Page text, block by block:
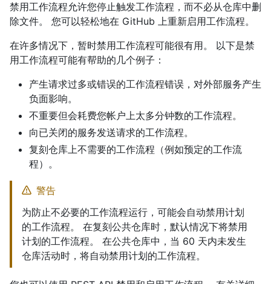
禁用工作流程允许您停止触发工作流程，而不必从仓库中删
除文件。 您可以轻松地在 GitHub 上重新启用工作流程。
在许多情况下，暂时禁用工作流程可能很有用。 以下是禁
用工作流程可能有帮助的几个例子：
产生请求过多或错误的工作流程错误，对外部服务产生
负面影响。
不重要但会耗费您帐户上太多分钟数的工作流程。
向已关闭的服务发送请求的工作流程。
复刻仓库上不需要的工作流程（例如预定的工作流
程）。
警告
为防止不必要的工作流程运行，可能会自动禁用计划
的工作流程。 在复刻公共仓库时，默认情况下将禁用
计划的工作流程。 在公共仓库中，当 60 天内未发生
仓库活动时，将自动禁用计划的工作流程。